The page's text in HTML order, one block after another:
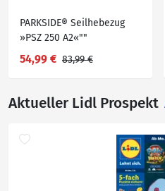
PARKSIDE® Seilhebezug
»PSZ 250 A2«""
54,99 € 83,99 €
Aktueller Lidl Prospekt